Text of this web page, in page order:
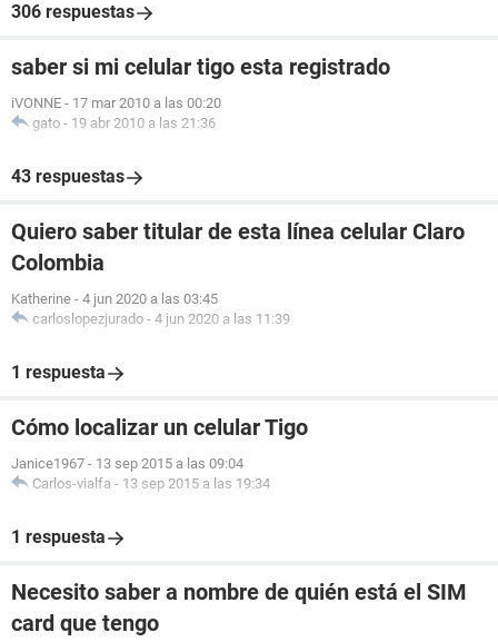
306 respuestas
saber si mi celular tigo esta registrado
iVONNE - 17 mar 2010 a las 00:20
gato - 19 abr 2010 a las 21:36
43 respuestas
Quiero saber titular de esta línea celular Claro
Colombia
Katherine - 4 jun 2020 a las 03:45
carloslopezjurado - 4 jun 2020 a las 11:39
1 respuesta
Cómo localizar un celular Tigo
Janice1967 - 13 sep 2015 a las 09:04
Carlos-vialfa - 13 sep 2015 a las 19:34
1 respuesta
Necesito saber a nombre de quién está el SIM
card que tengo